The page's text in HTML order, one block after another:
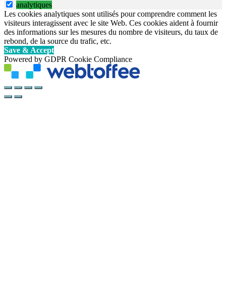
analytiques
Les cookies analytiques sont utilisés pour comprendre comment les
visiteurs interagissent avec le site Web. Ces cookies aident à fournir
des informations sur les mesures du nombre de visiteurs, du taux de
rebond, de la source du trafic, etc.
Save & Accept
Powered by GDPR Cookie Compliance